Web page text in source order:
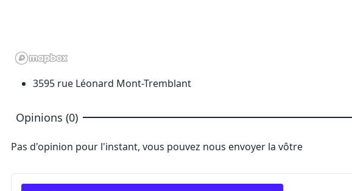
3595 rue Léonard Mont-Tremblant
Opinions (0)
Pas d'opinion pour l'instant, vous pouvez nous envoyer la vôtre